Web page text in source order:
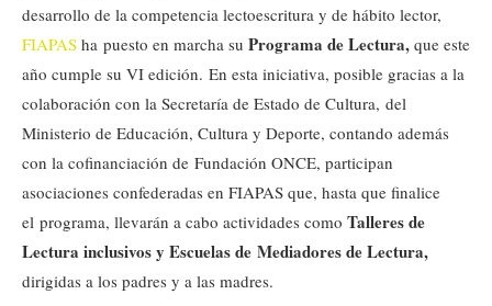
desarrollo de la competencia lectoescritura y de hábito lector,
FIAPAS ha puesto en marcha su Programa de Lectura, que este
año cumple su VI edición. En esta iniciativa, posible gracias a la
colaboración con la Secretaría de Estado de Cultura, del
Ministerio de Educación, Cultura y Deporte, contando además
con la cofinanciación de Fundación ONCE, participan
asociaciones confederadas en FIAPAS que, hasta que finalice
el programa, llevarán a cabo actividades como Talleres de
Lectura inclusivos y Escuelas de Mediadores de Lectura,
dirigidas a los padres y a las madres.